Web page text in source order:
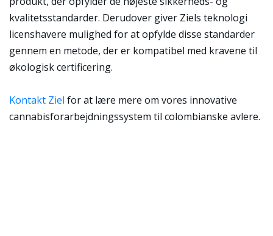
kvalitetsstandarder. Derudover giver Ziels teknologi
licenshavere mulighed for at opfylde disse standarder
gennem en metode, der er kompatibel med kravene til
økologisk certificering.
Kontakt Ziel for at lære mere om vores innovative
cannabisforarbejdningssystem til colombianske avlere.